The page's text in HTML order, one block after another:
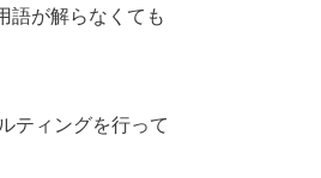
語が解らなくても
ティングを行って